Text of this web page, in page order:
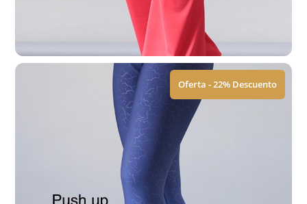
Ver Tallas
Oferta - 22% Descuento